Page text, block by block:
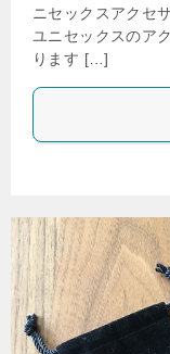
ニセックスアクセ
ユニセックスのア
ります […]